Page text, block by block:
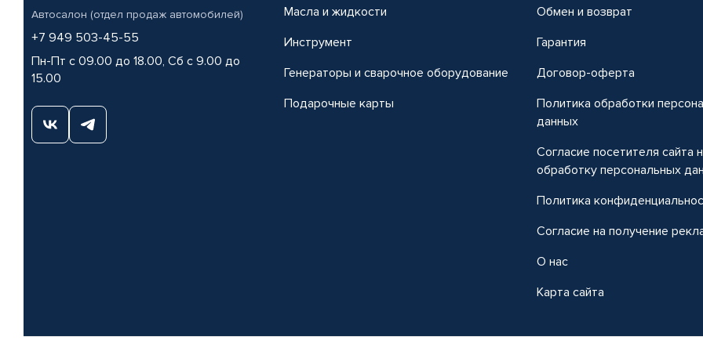
Автосалон (отдел продаж автомобилей)
+7 949 503-45-55
Пн-Пт с 09.00 до 18.00, Сб с 9.00 до
15.00
Масла и жидкости
Инструмент
Генераторы и сварочное оборудование
Подарочные карты
Обмен и возврат
Гарантия
Договор-оферта
Политика обработки
данных
Согласие посетителя сайта
обработку персональных
Политика
Согласие на получение
О нас
Карта сайта